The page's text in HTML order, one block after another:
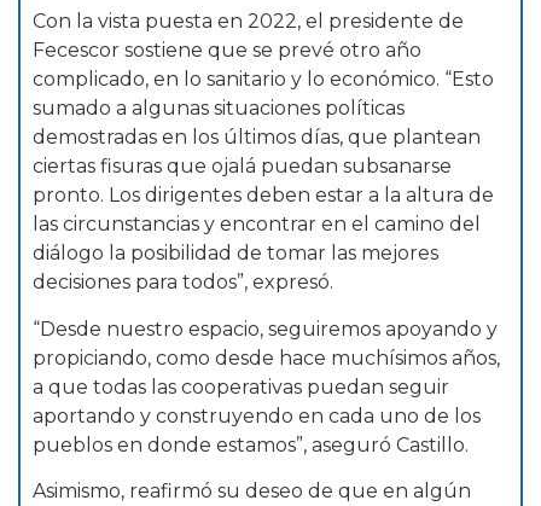
Con la vista puesta en 2022, el presidente de
Fecescor sostiene que se prevé otro año
complicado, en lo sanitario y lo económico. “Esto
sumado a algunas situaciones políticas
demostradas en los últimos días, que plantean
ciertas fisuras que ojalá puedan subsanarse
pronto. Los dirigentes deben estar a la altura de
las circunstancias y encontrar en el camino del
diálogo la posibilidad de tomar las mejores
decisiones para todos”, expresó.
“Desde nuestro espacio, seguiremos apoyando y
propiciando, como desde hace muchísimos años,
a que todas las cooperativas puedan seguir
aportando y construyendo en cada uno de los
pueblos en donde estamos”, aseguró Castillo.
Asimismo, reafirmó su deseo de que en algún